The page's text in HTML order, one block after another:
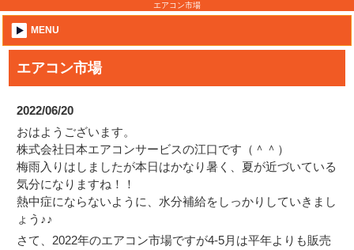
エアコン市場
MENU
エアコン市場
2022/06/20
おはようございます。
株式会社日本エアコンサービスの江口です（＾＾）
梅雨入りはしましたが本日はかなり暑く、夏が近づいている
気分になりますね！！
熱中症にならないように、水分補給をしっかりしていきまし
ょう♪♪
さて、2022年のエアコン市場ですが4-5月は平年よりも販売